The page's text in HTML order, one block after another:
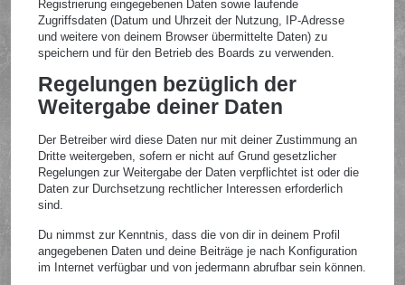
Registrierung eingegebenen Daten sowie laufende
Zugriffsdaten (Datum und Uhrzeit der Nutzung, IP-Adresse
und weitere von deinem Browser übermittelte Daten) zu
speichern und für den Betrieb des Boards zu verwenden.
Regelungen bezüglich der
Weitergabe deiner Daten
Der Betreiber wird diese Daten nur mit deiner Zustimmung an
Dritte weitergeben, sofern er nicht auf Grund gesetzlicher
Regelungen zur Weitergabe der Daten verpflichtet ist oder die
Daten zur Durchsetzung rechtlicher Interessen erforderlich
sind.
Du nimmst zur Kenntnis, dass die von dir in deinem Profil
angegebenen Daten und deine Beiträge je nach Konfiguration
im Internet verfügbar und von jedermann abrufbar sein können.